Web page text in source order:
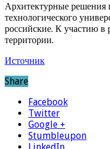
Архитектурные решения
технологического
российские. К участию в
территории.
Источник
Share
Facebook
Twitter
Google +
Stumbleupon